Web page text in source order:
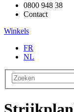
0800 948 38
Contact
Winkels
FR
NL